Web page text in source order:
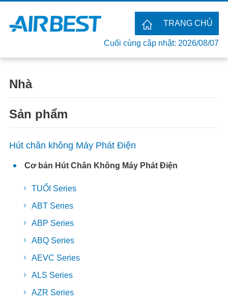
TRANG CHỦ
Cuối cùng cập nhật: 2026/08/07
Nhà
Sản phẩm
Hút chân không Máy Phát Điện
Cơ bản Hút Chân Không Máy Phát Điện
TUỔI Series
ABT Series
ABP Series
ABQ Series
AEVC Series
ALS Series
AZR Series